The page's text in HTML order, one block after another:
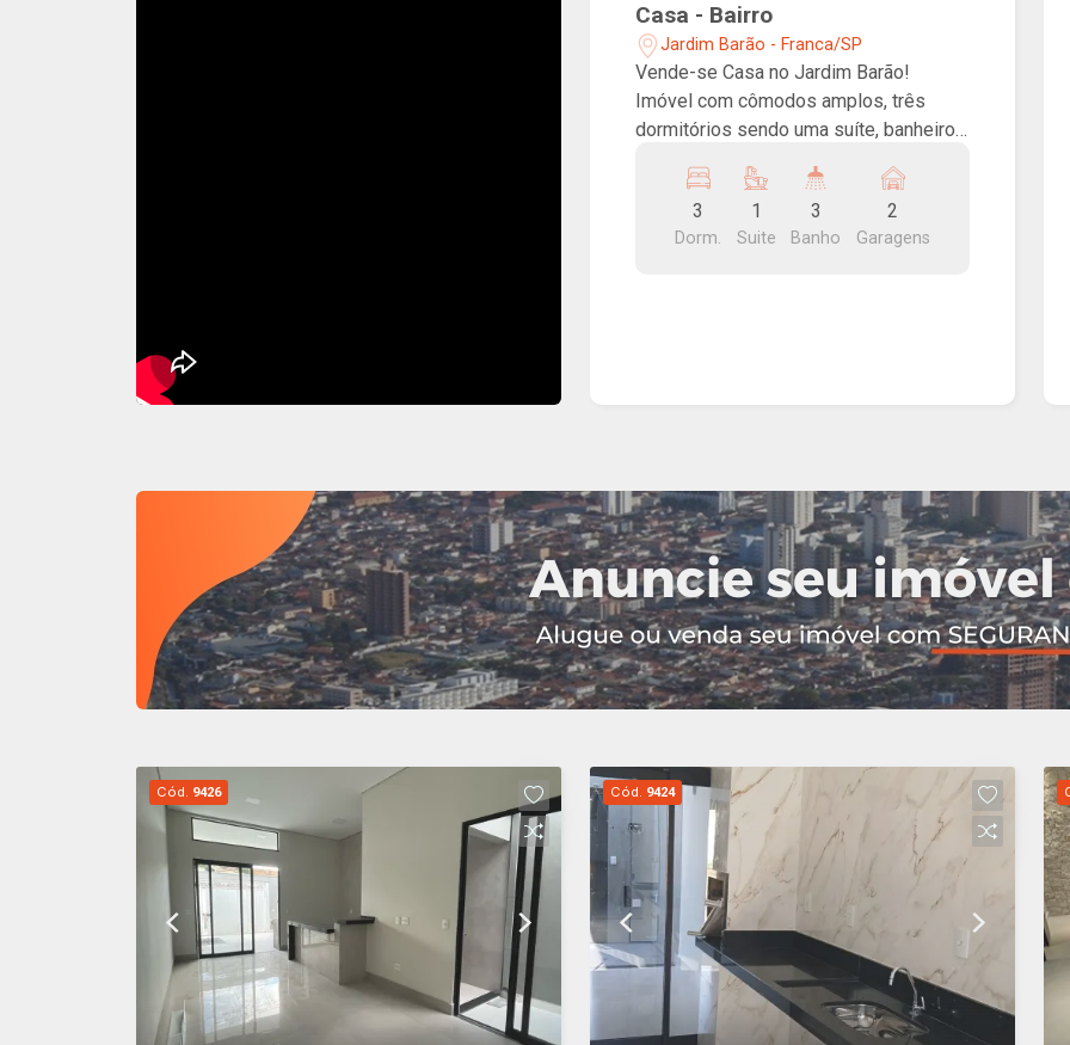
Casa - Bairro
Jardim Barão - Franca/SP
Vende-se Casa no Jardim Barão!
Imóvel com cômodos amplos, três
dormitórios sendo uma suíte, banheiro
gourmet, piscina, banheiro na área da
piscina e garagem coberta para dois
carros.
3
Dorm.
1
Suite
3
Banho
2
Garagens
Cód. 9426 Cód. 9424